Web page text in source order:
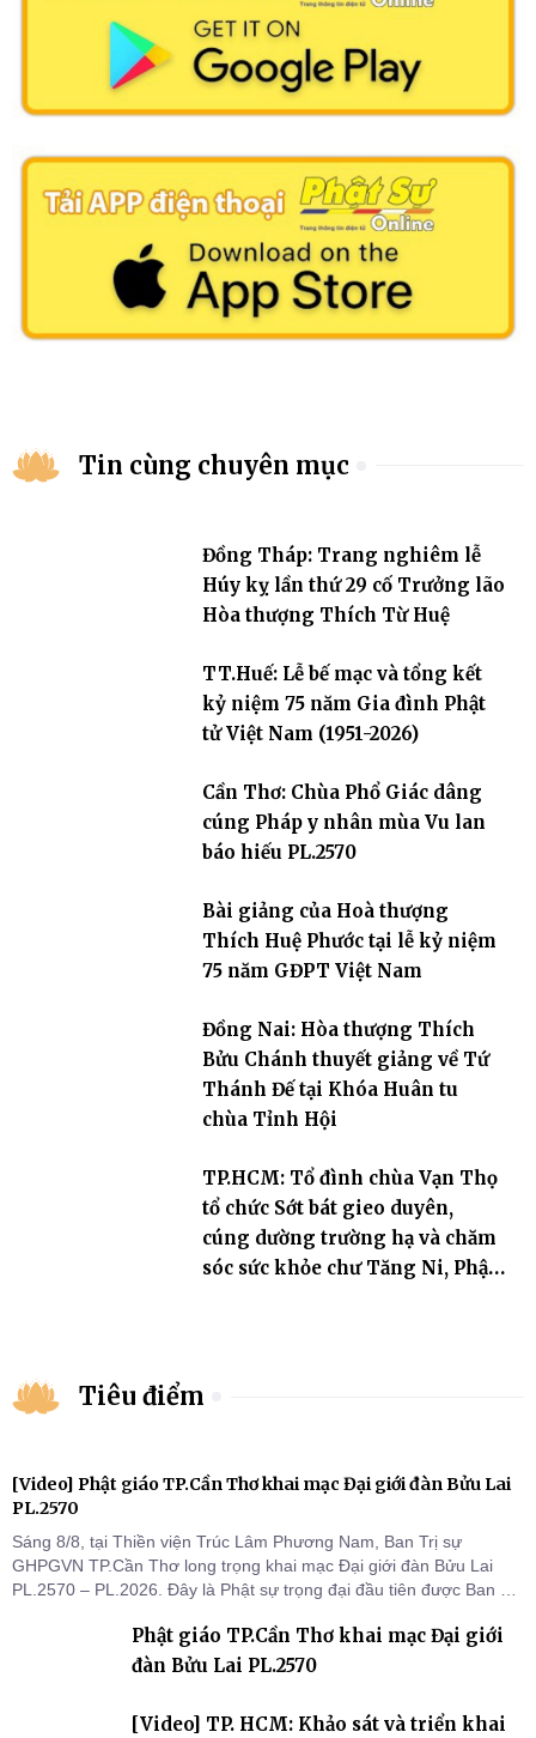
Tin cùng chuyên mục
Đồng Tháp: Trang nghiêm lễ
Húy kỵ lần thứ 29 cố Trưởng lão
Hòa thượng Thích Từ Huệ
TT.Huế: Lễ bế mạc và tổng kết
kỷ niệm 75 năm Gia đình Phật
tử Việt Nam (1951-2026)
Cần Thơ: Chùa Phổ Giác dâng
cúng Pháp y nhân mùa Vu lan
báo hiếu PL.2570
Bài giảng của Hoà thượng
Thích Huệ Phước tại lễ kỷ niệm
75 năm GĐPT Việt Nam
Đồng Nai: Hòa thượng Thích
Bửu Chánh thuyết giảng về Tứ
Thánh Đế tại Khóa Huân tu
chùa Tỉnh Hội
TP.HCM: Tổ đình chùa Vạn Thọ
tổ chức Sớt bát gieo duyên,
cúng dường trường hạ và chăm
sóc sức khỏe chư Tăng Ni, Phật
Tiêu điểm
[Video] Phật giáo TP.Cần Thơ khai mạc Đại giới đàn Bửu Lai
PL.2570
Sáng 8/8, tại Thiền viện Trúc Lâm Phương Nam, Ban Trị sự
GHPGVN TP.Cần Thơ long trọng khai mạc Đại giới đàn Bửu Lai
PL.2570 – PL.2026. Đây là Phật sự trọng đại đầu tiên được Ban Trị
thứ I, thể hiện sự quan tâm đối với công tác truyền giới, đào tạo
Tăng tài và tiếp nối mạng mạch Tăng-g
Phật giáo TP.Cần Thơ khai mạc Đại giới
đàn Bửu Lai PL.2570
[Video] TP. HCM: Khảo sát và triển khai